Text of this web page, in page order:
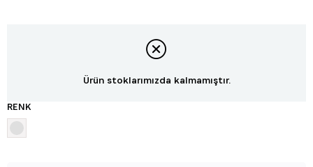
Ürün stoklarımızda kalmamıştır.
RENK